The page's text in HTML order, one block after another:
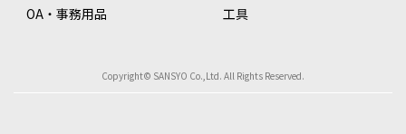
OA・事務用品
工具
Copyright© SANSYO Co.,Ltd. All Rights Reserved.